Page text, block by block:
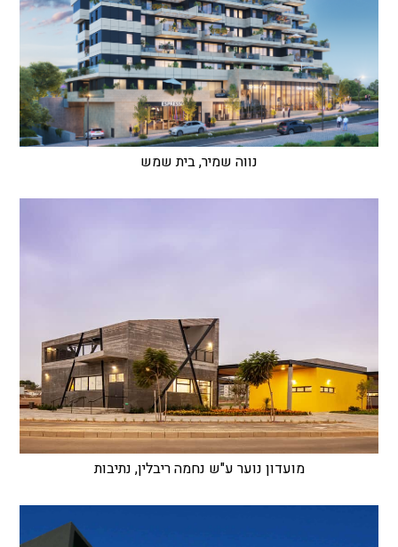
נווה שמיר, בית שמש
מועדון נוער ע"ש נחמה ריבלין, נתיבות